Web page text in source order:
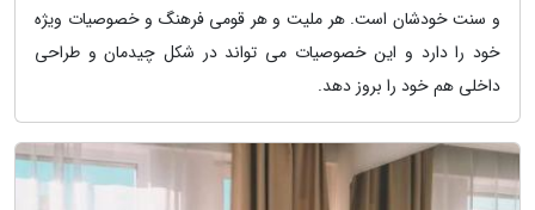
و سنت خودشان است. هر ملیت و هر قومی فرهنگ و خصوصیات ویژه
خود را دارد و این خصوصیات می تواند در شکل چیدمان و طراحی
داخلی هم خود را بروز دهد.